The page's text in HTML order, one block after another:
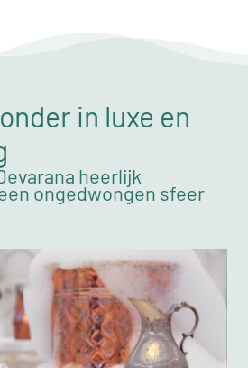
in luxe en
heerlijk
ongedwongen sfeer